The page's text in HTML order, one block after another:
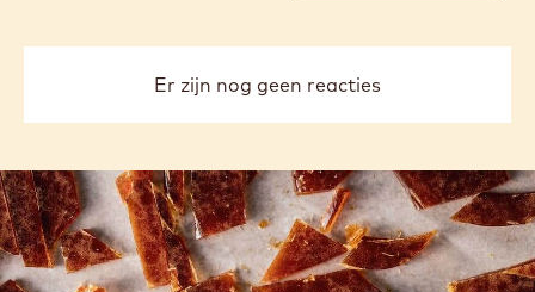
Er zijn nog geen reacties